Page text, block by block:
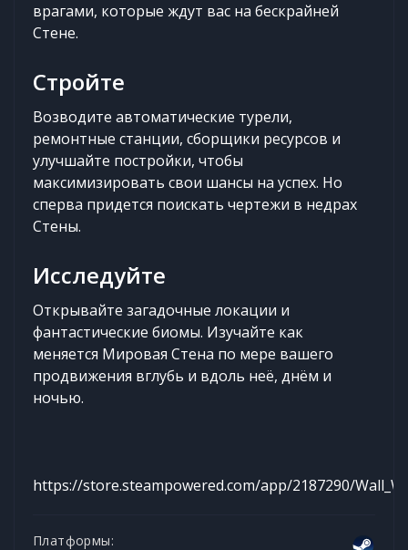
врагами, которые ждут вас на бескрайней
Стене.
Стройте
Возводите автоматические турели,
ремонтные станции, сборщики ресурсов и
улучшайте постройки, чтобы
максимизировать свои шансы на успех. Но
сперва придется поискать чертежи в недрах
Стены.
Исследуйте
Открывайте загадочные локации и
фантастические биомы. Изучайте как
меняется Мировая Стена по мере вашего
продвижения вглубь и вдоль неё, днём и
ночью.
https://store.steampowered.com/app/2187290/
Платформы: